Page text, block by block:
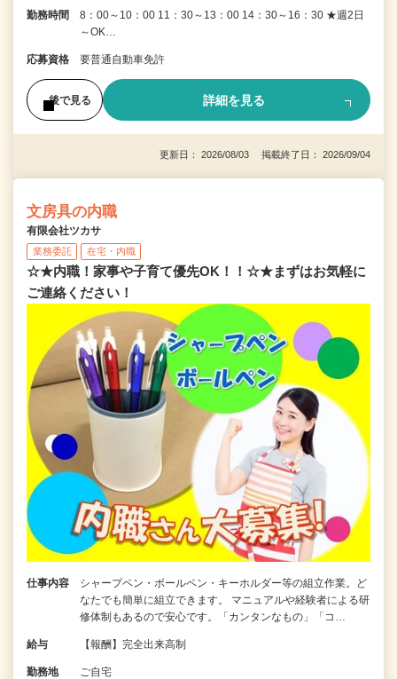
勤務時間
8：00～10：00 11：30～13：00 14：30～16：30 ★週2日
～OK…
応募資格 要普通自動車免許
後で見る 詳細を見る
更新日： 2026/08/03 掲載終了日： 2026/09/04
文房具の内職
有限会社ツカサ
業務委託 在宅・内職
☆★内職！家事や子育て優先OK！！☆★まずはお気軽に
ご連絡ください！
仕事内容
シャープペン・ボールペン・キーホルダー等の組立作業。ど
なたでも簡単に組立できます。 マニュアルや経験者による研
修体制もあるので安心です。「カンタンなもの」「コ…
給与 【報酬】完全出来高制
勤務地 ご自宅